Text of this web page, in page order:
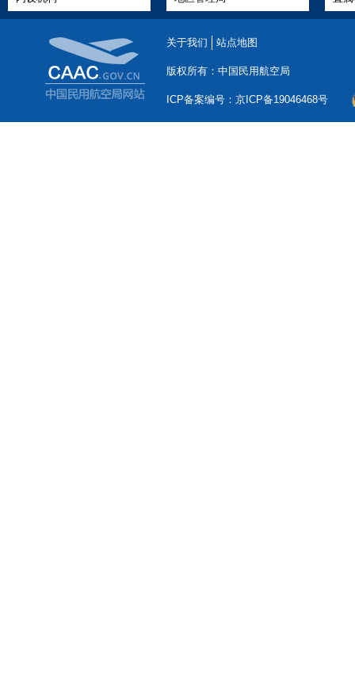
关于我们 站点地图
版权所有：中国民用航空局
ICP备案编号：京ICP备19046468号